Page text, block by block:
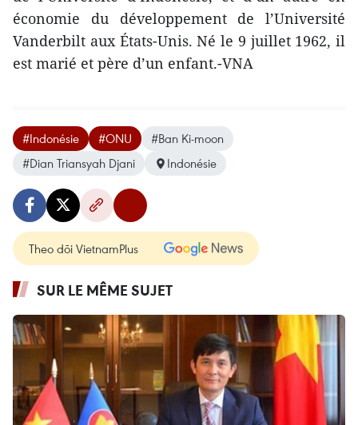
économie du développement de l’Université
Vanderbilt aux États-Unis. Né le 9 juillet 1962, il
est marié et père d’un enfant.-VNA
#Indonésie #ONU
#Ban Ki-moon
#Dian Triansyah Djani
Indonésie
Theo dõi VietnamPlus
SUR LE MÊME SUJET